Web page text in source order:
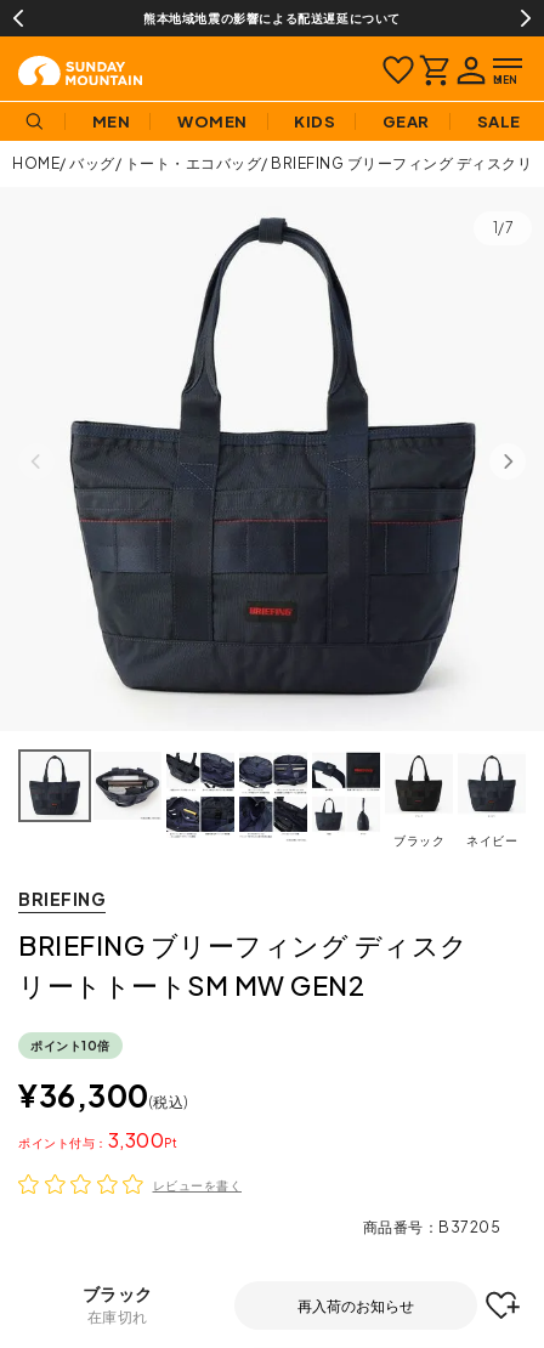
熊本地域地震の影響による配送遅延について
MEN WOMEN KIDS GEAR SALE
HOME バッグ トート・エコバッグ BRIEFING ブリーフィング ディスクリ
1/7
ブラック ネイビー
BRIEFING
BRIEFING ブリーフィング ディスク
リートトートSM MW GEN2
ポイント10倍
¥36,300 税込
3,300
ポイント
レビューを書く
商品番号 B37205
ブラック
在庫切れ
再入荷のお知らせ